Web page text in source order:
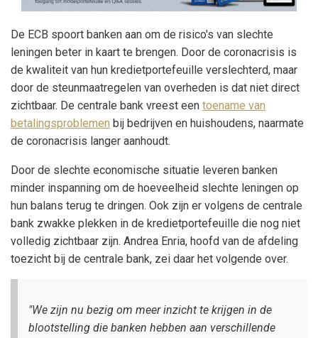
De ECB spoort banken aan om de risico's van slechte
leningen beter in kaart te brengen. Door de coronacrisis is
de kwaliteit van hun kredietportefeuille verslechterd, maar
door de steunmaatregelen van overheden is dat niet direct
zichtbaar. De centrale bank vreest een toename van
betalingsproblemen bij bedrijven en huishoudens, naarmate
de coronacrisis langer aanhoudt.
Door de slechte economische situatie leveren banken
minder inspanning om de hoeveelheid slechte leningen op
hun balans terug te dringen. Ook zijn er volgens de centrale
bank zwakke plekken in de kredietportefeuille die nog niet
volledig zichtbaar zijn. Andrea Enria, hoofd van de afdeling
toezicht bij de centrale bank, zei daar het volgende over.
"We zijn nu bezig om meer inzicht te krijgen in de
blootstelling die banken hebben aan verschillende